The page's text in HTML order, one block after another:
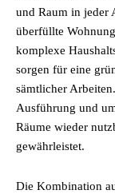
und Raum in jeder
überfüllte
komplexe
sorgen für eine
sämtlicher
Ausführung und
Räume wieder
gewährleistet.
Die Kombination